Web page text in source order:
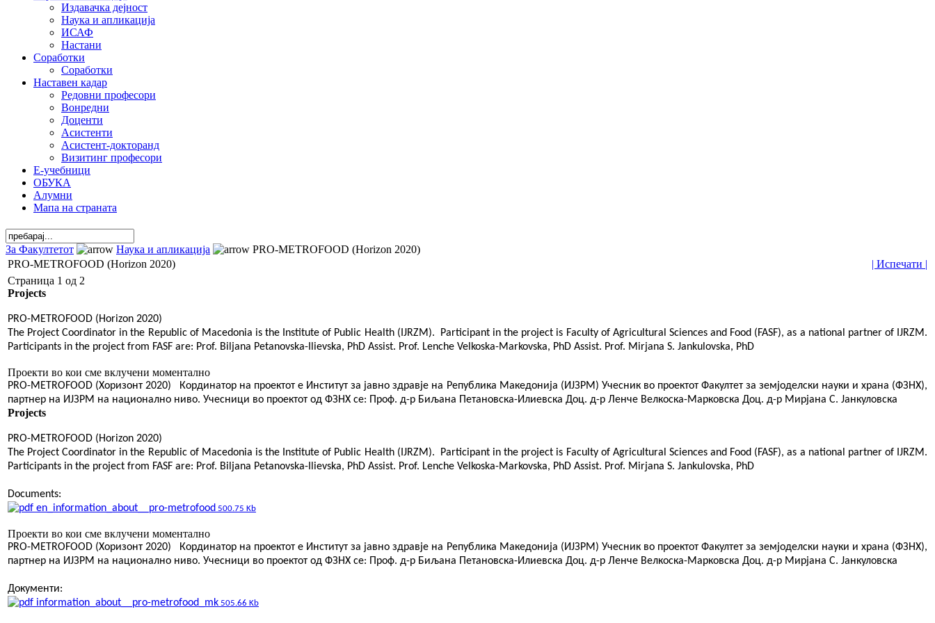
Издавачка дејност
Наука и апликација
ИСАФ
Настани
Соработки
Соработки
Наставен кадар
Редовни професори
Вонредни
Доценти
Асистенти
Асистент-докторанд
Визитинг професори
Е-учебници
ОБУКА
Алумни
Мапа на страната
За Факултетот Наука и апликација
PRO-METROFOOD (Horizon 2020)
PRO-METROFOOD (Horizon 2020)
| Испечати |
Страница 1 од 2
Projects
PRO-METROFOOD (Horizon 2020)
The Project Coordinator in the Republic of Macedonia is the Institute of Public Health (IJRZM). Participant in the project is Faculty of Agricultural Sciences and Food (FASF), as a national partner of IJRZM.
Participants in the project from FASF are: Prof. Biljana Petanovska-Ilievska, PhD Assist. Prof. Lenche Velkoska-Markovska, PhD Assist. Prof. Mirjana S. Jankulovska, PhD
Проекти во кои сме вклучени моментално
PRO-METROFOOD (Хоризонт 2020) Кординатор на проектот е Институт за јавно здравје на Република Македонија (ИЈЗРМ) Учесник во проектот Факултет за земјоделски науки и храна (ФЗНХ),
партнер на ИЈЗРМ на национално ниво. Учесници во проектот од ФЗНХ се: Проф. д-р Биљана Петановска-Илиевска Доц. д-р Ленче Велкоска-Марковска Доц. д-р Мирјана С. Јанкуловска
Projects
PRO-METROFOOD (Horizon 2020)
The Project Coordinator in the Republic of Macedonia is the Institute of Public Health (IJRZM). Participant in the project is Faculty of Agricultural Sciences and Food (FASF), as a national partner of IJRZM.
Participants in the project from FASF are: Prof. Biljana Petanovska-Ilievska, PhD Assist. Prof. Lenche Velkoska-Markovska, PhD Assist. Prof. Mirjana S. Jankulovska, PhD
Documents:
en_information_about__pro-metrofood 500.75 Kb
Проекти во кои сме вклучени моментално
PRO-METROFOOD (Хоризонт 2020) Кординатор на проектот е Институт за јавно здравје на Република Македонија (ИЈЗРМ) Учесник во проектот Факултет за земјоделски науки и храна (ФЗНХ),
партнер на ИЈЗРМ на национално ниво. Учесници во проектот од ФЗНХ се: Проф. д-р Биљана Петановска-Илиевска Доц. д-р Ленче Велкоска-Марковска Доц. д-р Мирјана С. Јанкуловска
Документи:
information_about__pro-metrofood_mk 505.66 Kb